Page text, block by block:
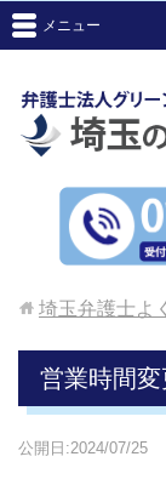
メニュー
埼玉弁護士よ
営業時間
公開日:2024/07/25